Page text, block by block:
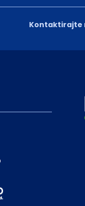
Kontaktirajte